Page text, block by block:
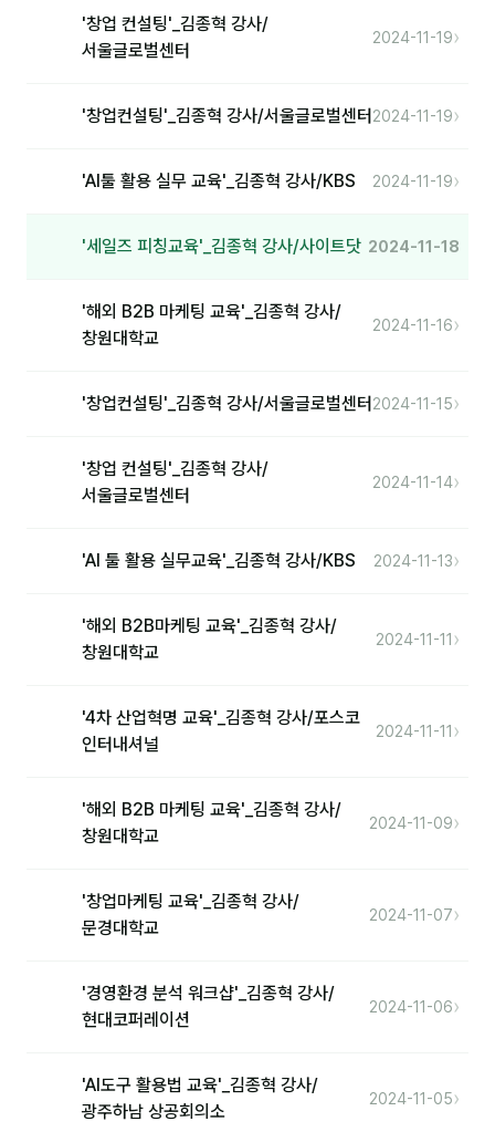
등급 · 포인트
공지사항
'창업 컨설팅'_김종혁 강사/
서울글로벌센터
2024-11-19›
'창업컨설팅'_김종혁 강사/서울글로벌센터2024-11-19›
'AI툴 활용 실무 교육'_김종혁 강사/KBS 2024-11-19›
'세일즈 피칭교육'_김종혁 강사/사이트닷 2024-11-18
'해외 B2B 마케팅 교육'_김종혁 강사/
창원대학교
2024-11-16›
'창업컨설팅'_김종혁 강사/서울글로벌센터2024-11-15›
'창업 컨설팅'_김종혁 강사/
서울글로벌센터
2024-11-14›
'AI 툴 활용 실무교육'_김종혁 강사/KBS 2024-11-13›
'해외 B2B마케팅 교육'_김종혁 강사/
창원대학교
2024-11-11›
'4차 산업혁명 교육'_김종혁 강사/포스코
인터내셔널
2024-11-11›
'해외 B2B 마케팅 교육'_김종혁 강사/
창원대학교
2024-11-09›
'창업마케팅 교육'_김종혁 강사/
문경대학교
2024-11-07›
'경영환경 분석 워크샵'_김종혁 강사/
현대코퍼레이션
2024-11-06›
'AI도구 활용법 교육'_김종혁 강사/
광주하남 상공회의소
2024-11-05›